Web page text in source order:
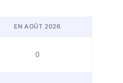
EN AOÛT 2026
0